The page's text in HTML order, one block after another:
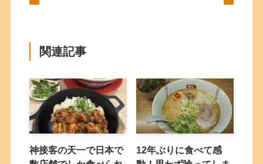
関連記事
神接客の天一で日本で
12年ぶりに食べて感